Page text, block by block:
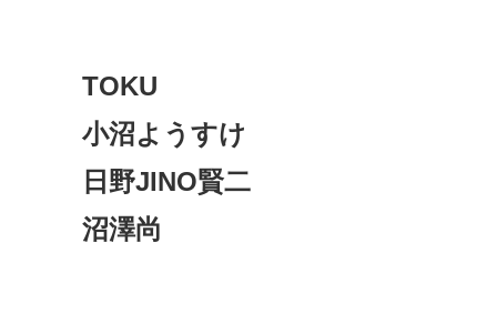
TOKU
小沼ようすけ
日野JINO賢二
沼澤尚